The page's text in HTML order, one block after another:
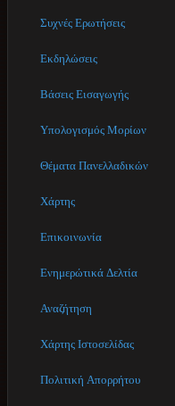
Συχνές Ερωτήσεις
Εκδηλώσεις
Βάσεις Εισαγωγής
Υπολογισμός Μορίων
Θέματα Πανελλαδικών
Χάρτης
Επικοινωνία
Ενημερώτικά Δελτία
Αναζήτηση
Χάρτης Ιστοσελίδας
Πολιτική Απορρήτου